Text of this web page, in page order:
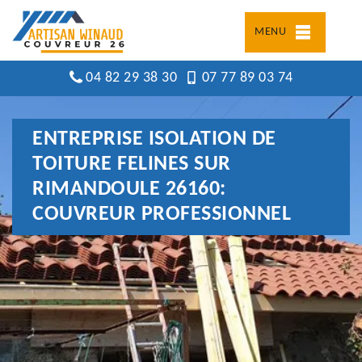
MENU
04 82 29 38 30 07 77 89 03 74
ENTREPRISE ISOLATION DE
TOITURE FELINES SUR
RIMANDOULE 26160:
COUVREUR PROFESSIONNEL